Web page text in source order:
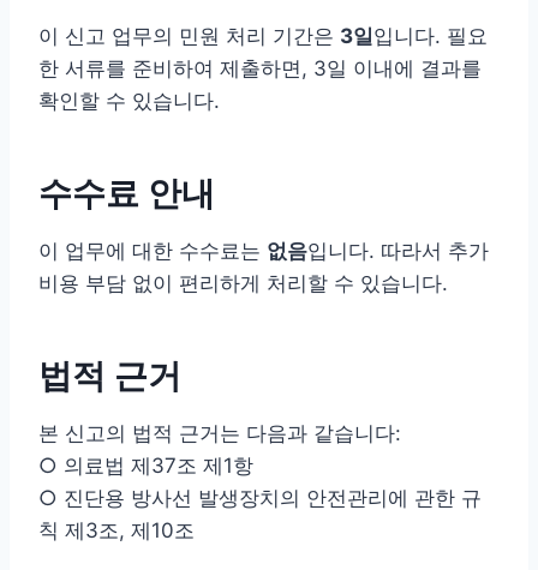
이 신고 업무의 민원 처리 기간은 3일입니다. 필요
한 서류를 준비하여 제출하면, 3일 이내에 결과를
확인할 수 있습니다.
수수료 안내
이 업무에 대한 수수료는 없음입니다. 따라서 추가
비용 부담 없이 편리하게 처리할 수 있습니다.
법적 근거
본 신고의 법적 근거는 다음과 같습니다:
○ 의료법 제37조 제1항
○ 진단용 방사선 발생장치의 안전관리에 관한 규
칙 제3조, 제10조